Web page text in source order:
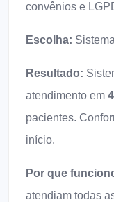
convênios e
Escolha:
Resultado:
atendimento em
pacientes.
início.
Por que
atendiam todas